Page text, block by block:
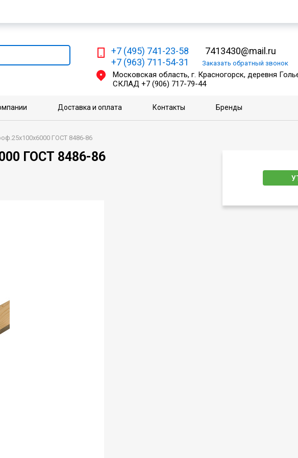
+7 (495) 741-23-58
+7 (963) 711-54-31
7413430@mail.ru
Заказать обратный звонок
Московская область, г. Красногорск, деревня
СКЛАД +7 (906) 717-79-44
Доставка и оплата Контакты Бренды
ГОСТ 8486-86
ГОСТ 8486-86